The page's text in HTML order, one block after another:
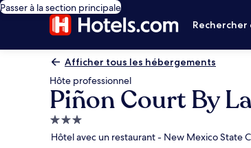
Passer à la section principale
Rechercher
Afficher tous les hébergements
Hôte professionnel
Piñon Court By
Hébergement
3.0 étoiles
Hôtel avec un restaurant - New Mexico State